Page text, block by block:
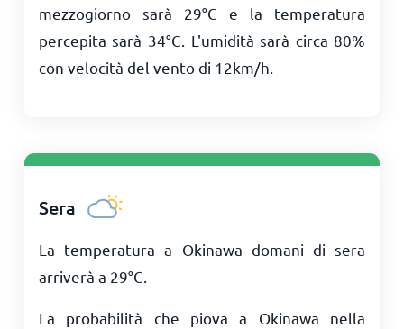
mezzogiorno sarà 29°C e la temperatura
percepita sarà 34°C. L'umidità sarà circa 80%
con velocità del vento di 12km/h.
Sera
La temperatura a Okinawa domani di sera
arriverà a 29°C.
La probabilità che piova a Okinawa nella